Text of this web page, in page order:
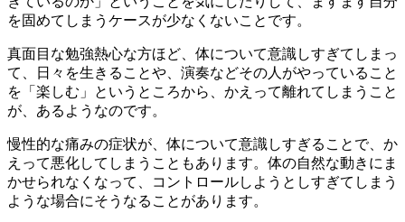
を固めてしまうケースが少なくないことです。
真面目な勉強熱心な方ほど、体について意識しすぎてしまっ
て、日々を生きることや、演奏などその人がやっていること
を「楽しむ」というところから、かえって離れてしまうこと
が、あるようなのです。
慢性的な痛みの症状が、体について意識しすぎることで、か
えって悪化してしまうこともあります。体の自然な動きにま
かせられなくなって、コントロールしようとしすぎてしまう
ような場合にそうなることがあります。